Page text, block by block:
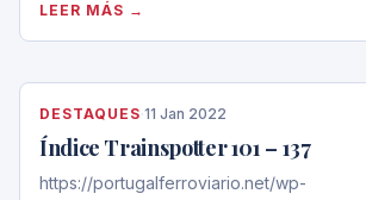
LEER MÁS →
DESTAQUES·11 Jan 2022
Índice Trainspotter 101 – 137
https://portugalferroviario.net/wp-